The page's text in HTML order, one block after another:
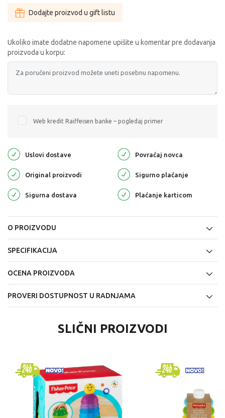
Dodajte proizvod u gift listu
Ukoliko imate dodatne napomene upišite u komentar pre dodavanja
proizvoda u korpu:
Web kredit Raiffeisen banke – pogledaj primer
Uslovi dostave Povraćaj novca
Original proizvodi Sigurno plaćanje
Sigurna dostava Plaćanje karticom
O PROIZVODU
SPECIFIKACIJA
OCENA PROIZVODA
PROVERI DOSTUPNOST U RADNJAMA
SLIČNI PROIZVODI